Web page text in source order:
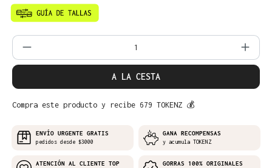
Cantidad del producto: introduce la
A LA CESTA
Compra este producto y recibe 679 TOKENZ 💰
ENVÍO URGENTE GRATIS
pedidos desde $3000
GANA RECOMPENSAS
y acumula TOKENZ
ATENCIÓN AL CLIENTE TOP
GORRAS 100% ORIGINALES